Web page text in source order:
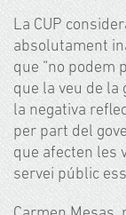
La CUP
absolutament
que “no podem
que la veu de la
la negativa
per part del
que afecten les
servei públic